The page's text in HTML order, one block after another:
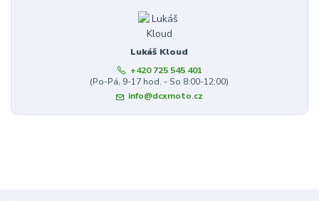
Lukáš Kloud
+420 725 545 401
(Po-Pá, 9-17 hod. - So 8:00-12:00)
info@dcxmoto.cz